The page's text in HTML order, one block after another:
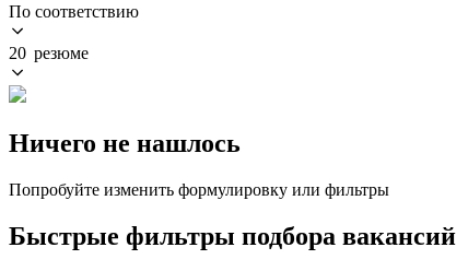
По соответствию
20 резюме
Ничего не нашлось
Попробуйте изменить формулировку или фильтры
Быстрые фильтры подбора вакансий